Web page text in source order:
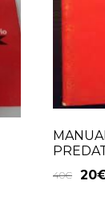
40€ 20